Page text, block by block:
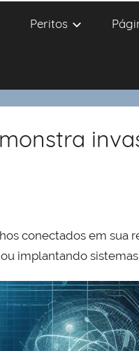
Peritos
conectados em sua
implantando